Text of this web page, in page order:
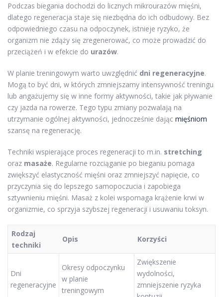
Podczas biegania dochodzi do licznych mikrourazów mięśni,
dlatego regeneracja staje się niezbędna do ich odbudowy. Bez
odpowiedniego czasu na odpoczynek, istnieje ryzyko, że
organizm nie zdąży się zregenerować, co może prowadzić do
przeciążeń i w efekcie do urazów.
W planie treningowym warto uwzględnić dni regeneracyjne.
Mogą to być dni, w których zmniejszamy intensywność treningu
lub angażujemy się w inne formy aktywności, takie jak pływanie
czy jazda na rowerze. Tego typu zmiany pozwalają na
utrzymanie ogólnej aktywności, jednocześnie dając mięśniom
szansę na regenerację.
Techniki wspierające proces regeneracji to m.in. stretching
oraz masaże. Regularne rozciąganie po bieganiu pomaga
zwiększyć elastyczność mięśni oraz zmniejszyć napięcie, co
przyczynia się do lepszego samopoczucia i zapobiega
sztywnieniu mięśni. Masaż z kolei wspomaga krążenie krwi w
organizmie, co sprzyja szybszej regeneracji i usuwaniu toksyn.
Rodzaj
techniki
Opis Korzyści
Dni
regeneracyjne
Okresy odpoczynku
w planie
treningowym
Zwiększenie
wydolności,
zmniejszenie ryzyka